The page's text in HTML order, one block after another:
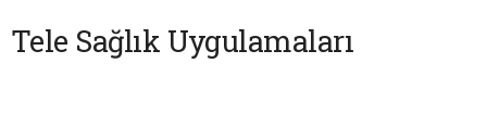
Tele Sağlık Uygulamaları